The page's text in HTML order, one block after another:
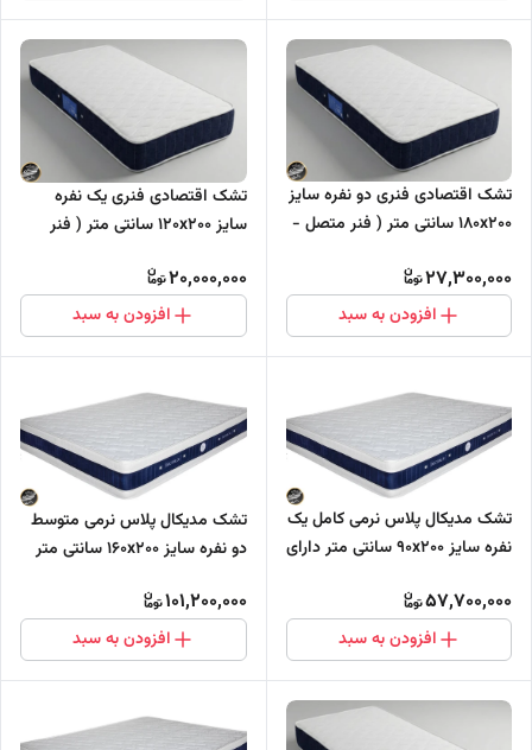
تشک اقتصادی فنری دو نفره سایز
۱۸۰x200 سانتی متر ( فنر متصل -
27,300,000
افزودن به سبد
تشک اقتصادی فنری یک نفره
سایز 120x200 سانتی متر ( فنر
20,000,000
افزودن به سبد
تشک مدیکال پلاس نرمی کامل یک
نفره سایز 90x200 سانتی متر دارای
فنر)
57,700,000
افزودن به سبد
تشک مدیکال پلاس نرمی متوسط
دو نفره سایز 160x200 سانتی متر
بدون فنر)
101,200,000
افزودن به سبد